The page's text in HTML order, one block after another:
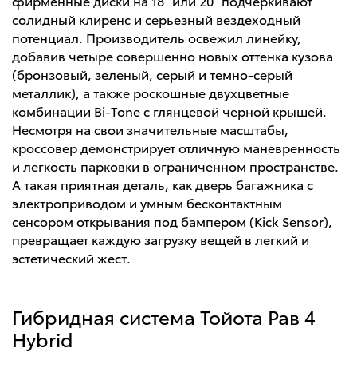
солидный клиренс и серьезный вездеходный
потенциал. Производитель освежил линейку,
добавив четыре совершенно новых оттенка кузова
(бронзовый, зеленый, серый и темно-серый
металлик), а также роскошные двухцветные
комбинации Bi-Tone с глянцевой черной крышей.
Несмотря на свои значительные масштабы,
кроссовер демонстрирует отличную маневренность
и легкость парковки в ограниченном пространстве.
А такая приятная деталь, как дверь багажника с
электроприводом и умным бесконтактным
сенсором открывания под бампером (Kick Sensor),
превращает каждую загрузку вещей в легкий и
эстетический жест.
Гибридная система Тойота Рав 4
Hybrid